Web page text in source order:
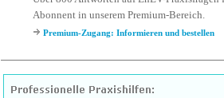
Abonnent in unserem Premium-Bereich.
Premium-Zugang: Informieren und bestellen